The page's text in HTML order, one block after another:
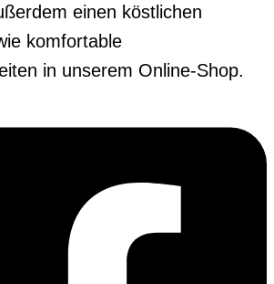
einen köstlichen
komfortable
in unserem Online-Shop.